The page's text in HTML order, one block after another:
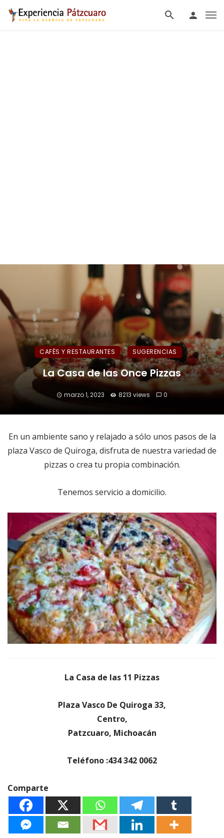
CAFÉS Y RESTAURANTES SUGERENCIAS
La Casa de las Once Pizzas
marzo 1, 2023 8213 views 0
En un ambiente sano y relajado a sólo unos pasos de la
plaza Vasco de Quiroga, disfruta de nuestra variedad de
pizzas o crea tu propia combinación.
Tenemos servicio a domicilio.
La Casa de las 11 Pizzas
Plaza Vasco De Quiroga 33,
Centro,
Patzcuaro, Michoacán
Teléfono :434 342 0062
Comparte